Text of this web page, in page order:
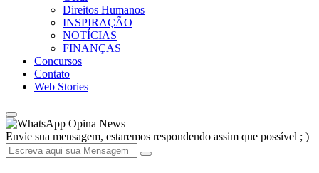
Direitos Humanos
INSPIRAÇÃO
NOTÍCIAS
FINANÇAS
Concursos
Contato
Web Stories
Opina News
Envie sua mensagem, estaremos respondendo assim que possível ; )